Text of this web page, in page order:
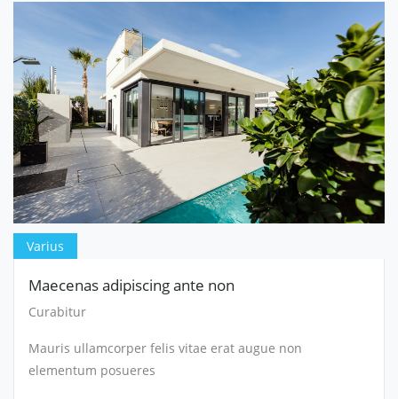
Varius
Maecenas adipiscing ante non
Curabitur
Mauris ullamcorper felis vitae erat augue non
elementum posueres